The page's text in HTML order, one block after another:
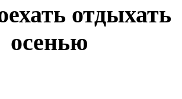
отдыхать
осенью